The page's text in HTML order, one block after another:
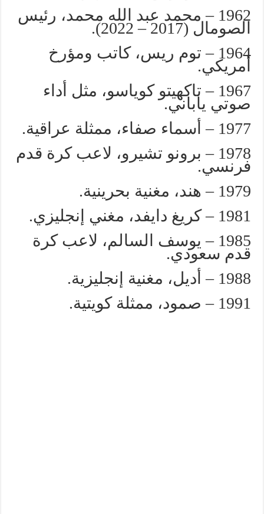
1962 – محمد عبد الله محمد، رئيس
الصومال (2017 – 2022).
1964 – توم ريس، كاتب ومؤرخ
أمريكي.
1967 – تاكهيتو كوياسو، مثل أداء
صوتي ياباني.
1977 – أسماء صفاء، ممثلة عراقية.
1978 – برونو تشيرو، لاعب كرة قدم
فرنسي.
1979 – هند، مغنية بحرينية.
1981 – كريغ دايفد، مغني إنجليزي.
1985 – يوسف السالم، لاعب كرة
قدم سعودي.
1988 – أديل، مغنية إنجليزية.
1991 – صمود، ممثلة كويتية.